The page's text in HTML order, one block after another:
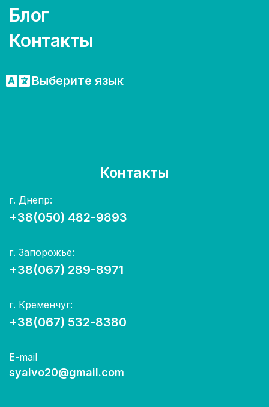
Блог
Контакты
Выберите язык
Контакты
г. Днепр:
+38(050) 482-9893
г. Запорожье:
+38(067) 289-8971
г. Кременчуг:
+38(067) 532-8380
E-mail
syaivo20@gmail.com